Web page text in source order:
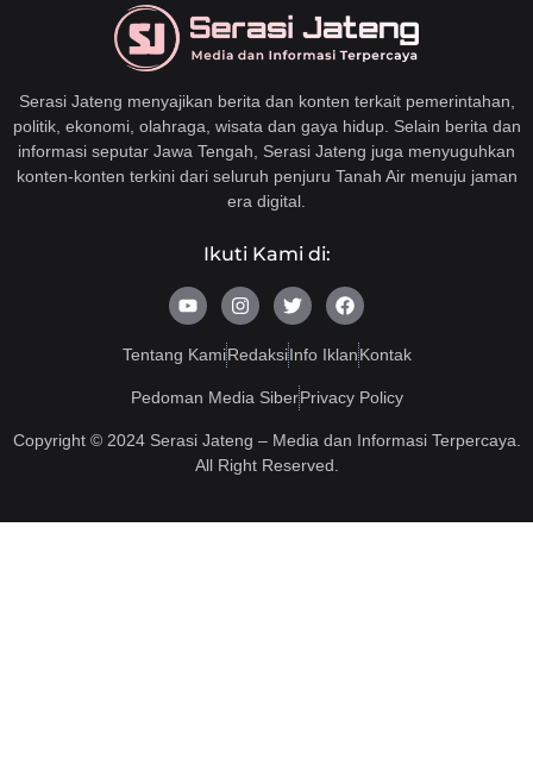
Serasi Jateng menyajikan berita dan konten terkait pemerintahan,
politik, ekonomi, olahraga, wisata dan gaya hidup. Selain berita dan
informasi seputar Jawa Tengah, Serasi Jateng juga menyuguhkan
konten-konten terkini dari seluruh penjuru Tanah Air menuju jaman
era digital.
Ikuti Kami di:
Y
o
t
e
I
n
t
g
r
m
T
w
t
e
r
F
a
e
o
Tentang KamiRedaksiInfo IklanKontak
Pedoman Media SiberPrivacy Policy
Copyright © 2024 Serasi Jateng – Media dan Informasi Terpercaya.
All Right Reserved.